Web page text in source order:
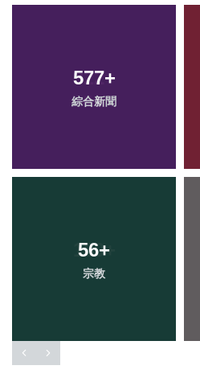
577+
綜合新聞
56+
宗教